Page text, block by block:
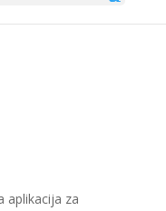
aplikacija za